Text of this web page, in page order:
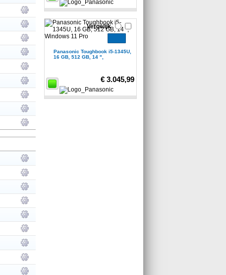
Panasonic Toughbook i5-1345U,
16 GB, 512 GB, 14 ",
€ 3.045,99
Vergelijk